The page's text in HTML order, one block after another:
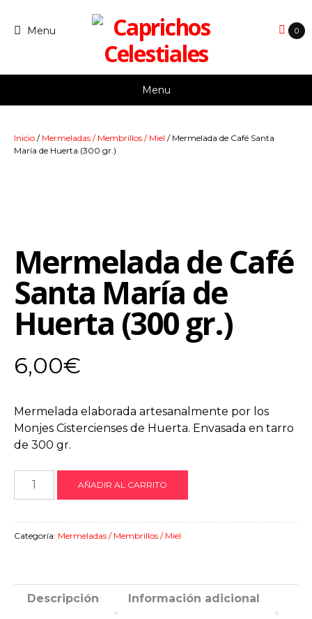
Menu 0
Menu
Inicio / Mermeladas / Membrillos / Miel / Mermelada de Café Santa
María de Huerta (300 gr.)
Mermelada de Café
Santa María de
Huerta (300 gr.)
6,00€
Mermelada elaborada artesanalmente por los
Monjes Cistercienses de Huerta. Envasada en tarro
de 300 gr.
Mermelada
María
(300
AÑADIR AL CARRITO
Categoría: Mermeladas / Membrillos / Miel
Descripción Información adicional